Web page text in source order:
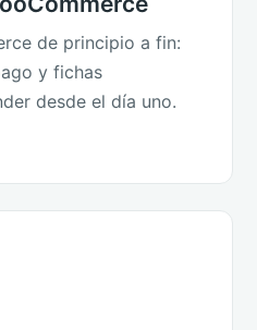
de principio a fin:
y fichas
desde el día uno.